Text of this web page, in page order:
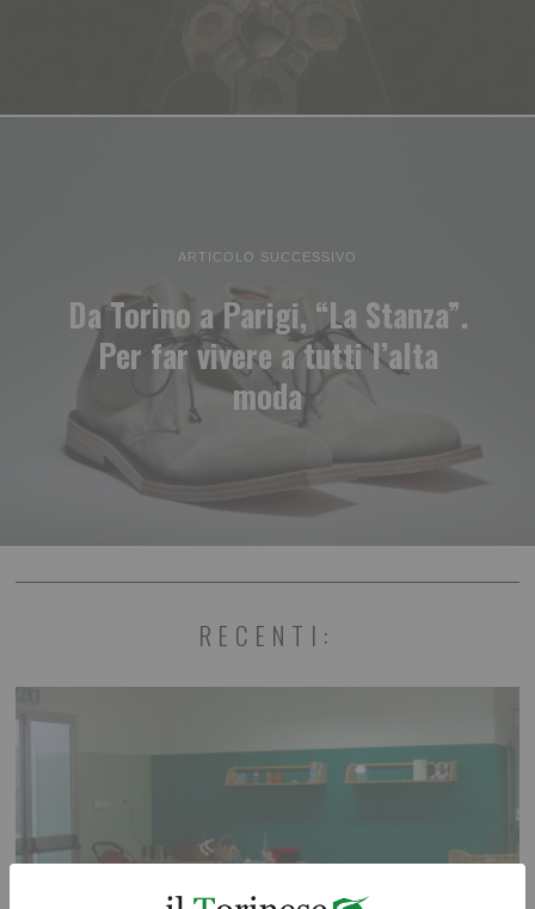
ARTICOLO SUCCESSIVO
Da Torino a Parigi, “La Stanza”.
Per far vivere a tutti l’alta
moda
RECENTI: